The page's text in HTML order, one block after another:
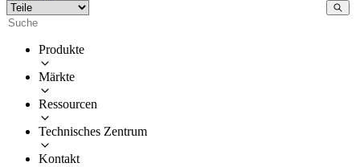
Produkte
Märkte
Ressourcen
Technisches Zentrum
Kontakt